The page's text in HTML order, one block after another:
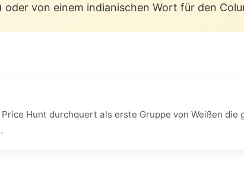
oder von einem indianischen Wort für den
Hunt durchquert als erste Gruppe von Weißen